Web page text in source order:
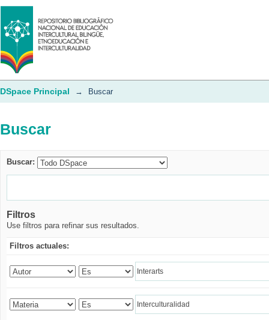
Buscar
DSpace Principal → Buscar
Buscar
Buscar:
Filtros
Use filtros para refinar sus resultados.
Filtros actuales: